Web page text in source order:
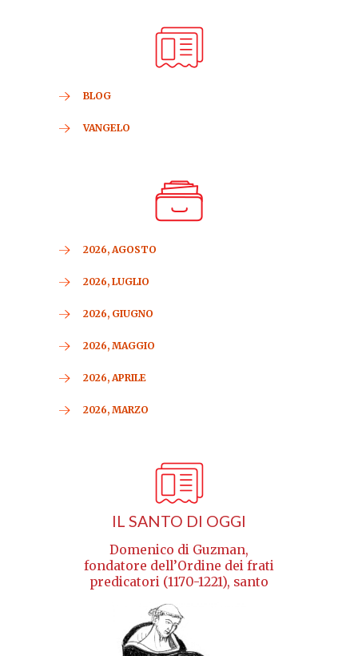
BLOG
VANGELO
2026, AGOSTO
2026, LUGLIO
2026, GIUGNO
2026, MAGGIO
2026, APRILE
2026, MARZO
IL SANTO DI OGGI
Domenico di Guzman,
fondatore dell’Ordine dei frati
predicatori (1170-1221), santo